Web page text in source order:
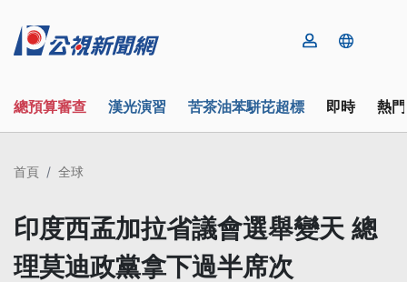
總預算審查 漢光演習 苦茶油苯駢芘超標 即時 熱
首頁 全球
印度西孟加拉省議會選舉變天 總
理莫迪政黨拿下過半席次